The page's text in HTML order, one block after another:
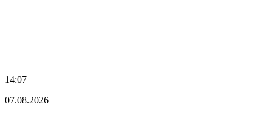
14:07
07.08.2026